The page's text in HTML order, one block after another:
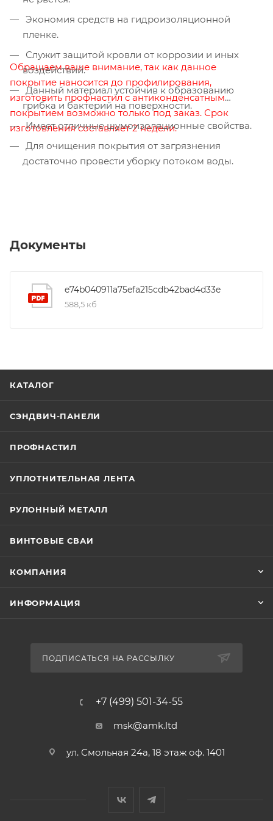
Экономия средств на гидроизоляционной
пленке.
Служит защитой кровли от коррозии и иных
воздействий.
Данный материал устойчив к образованию
грибка и бактерий на поверхности.
Имеет отличные шумоизоляционные свойства.
Для очищения покрытия от загрязнения
достаточно провести уборку потоком воды.
Обращаем ваше внимание, так как данное
покрытие наносится до профилирования,
изготовить профнастил с антиконденсатным
покрытием возможно только под заказ. Срок
изготовления составляет 2 недели.
Документы
e74b040911a75efa215cdb42bad4d33e
588,5 кб
КАТАЛОГ
СЭНДВИЧ-ПАНЕЛИ
ПРОФНАСТИЛ
УПЛОТНИТЕЛЬНАЯ ЛЕНТА
РУЛОННЫЙ МЕТАЛЛ
ВИНТОВЫЕ СВАИ
КОМПАНИЯ
ИНФОРМАЦИЯ
ПОДПИСАТЬСЯ НА РАССЫЛКУ
+7 (499) 501-34-55
msk@amk.ltd
ул. Смольная 24а, 18 этаж оф. 1401